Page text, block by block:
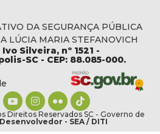
DA SEGURANÇA PÚBLICA
LÚCIA MARIA STEFANOVICH
Silveira, nº 1521 -
SC - CEP: 88.085-000.
Direitos Reservados SC - Governo de
Desenvolvedor - SEA / DITI